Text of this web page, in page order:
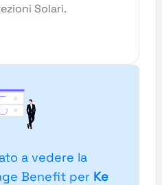
Solari.
a vedere la
Benefit per Ke